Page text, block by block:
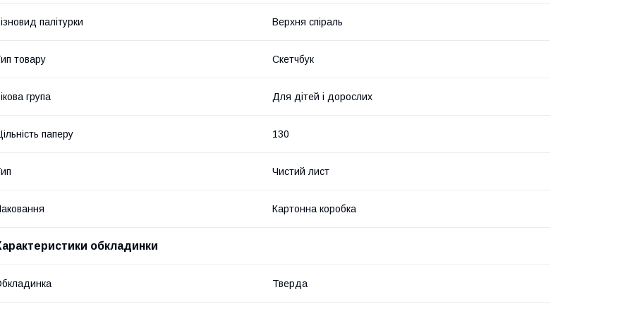
палітурки Верхня спіраль
товару Скетчбук
група Для дітей і дорослих
паперу 130
Чистий лист
Картонна коробка
обкладинки
Тверда